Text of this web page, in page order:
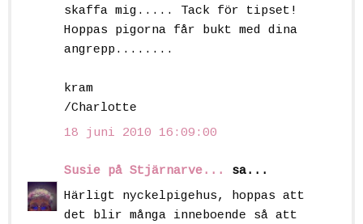
skaffa mig..... Tack för tipset!
Hoppas pigorna får bukt med dina
angrepp........
kram
/Charlotte
18 juni 2010 16:09:00
Susie på Stjärnarve...
sa...
Härligt nyckelpigehus, hoppas att
det blir många inneboende så att